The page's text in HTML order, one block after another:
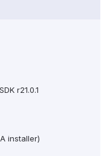
r21.0.1
installer)